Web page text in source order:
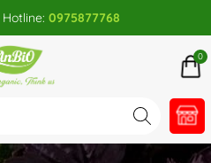
Hotline: 0975877768
0